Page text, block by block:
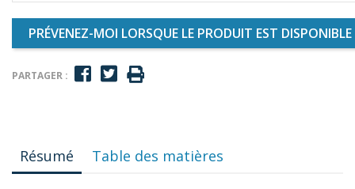
PRÉVENEZ-MOI LORSQUE LE PRODUIT EST DISPONIBLE
PARTAGER :
Résumé Table des matières